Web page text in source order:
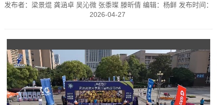
发布者：梁景焜 龚涵卓 吴沁微 张黍璨 滕昕倩 编辑：杨鲜 发布时间：
2026-04-27